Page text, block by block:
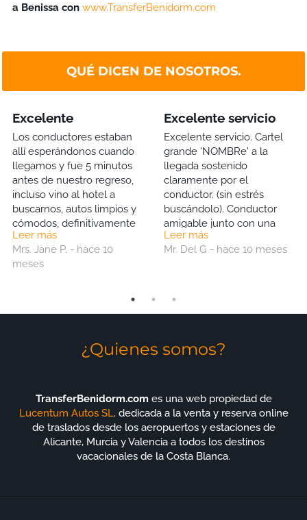
a Benissa con www.TransferBenidorm.com
QUÉ DICEN DE NOSOTROS.
Excelente
Los conductores estaban
allí esperándonos cuando
llegamos y fue 5 minutos
antes de nuestro regreso,
incluso vino al hotel a
buscarnos, autos limpios y
cómodos, definitivamente
los usaremos nuevamente.
Leer más
Mrs. Jane P. - hace 10
meses
Excelente servicio
Excelente servicio. Cartel
grande 'NOMBRe' a la
llegada sostenido
claramente por el
conductor. (sin estrés
buscándolo). Conductor
amigable junto con una
botella de agua gratis
(excelente, muy apreciado
bueno. Definitivamente
Leer más
Mr. Del G - hace 10 meses
¿Quienes somos?
TransferBenidorm.com es una web propiedad de
Lucentum Autos SL. dedicada a la venta y reserva online
de traslados desde los aeropuertos y estaciones de
Alicante, Murcia y Valencia a todos los destinos
vacacionales de la Costa Blanca.